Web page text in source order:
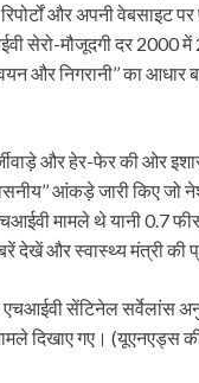
और अपनी वेबसाइट
सेरो-मौजूदगी दर 2000
और निगरानी’’ का आधार
और हेर-फेर की ओर
आंकड़े जारी किए जो
मामले थे यानी 0.7
और स्वास्थ्य मंत्री की
सेंटिनेल सर्वेलांस
दिखाए गए। (यूएनएड्स